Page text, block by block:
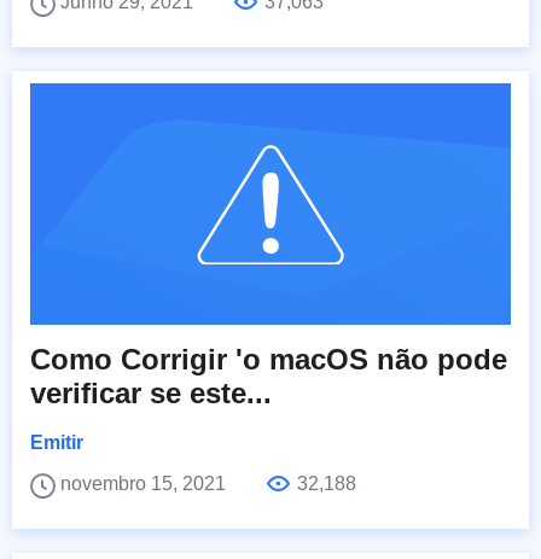
Como Corrigir 'o macOS não pode
verificar se este...
Emitir
novembro 15, 2021
32,188